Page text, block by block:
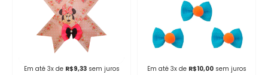
Em até 3x de R$9,33 sem juros Em até 3x de R$10,00 sem juros